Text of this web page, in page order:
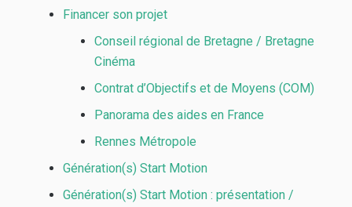
Financer son projet
Conseil régional de Bretagne / Bretagne
Cinéma
Contrat d’Objectifs et de Moyens (COM)
Panorama des aides en France
Rennes Métropole
Génération(s) Start Motion
Génération(s) Start Motion : présentation /